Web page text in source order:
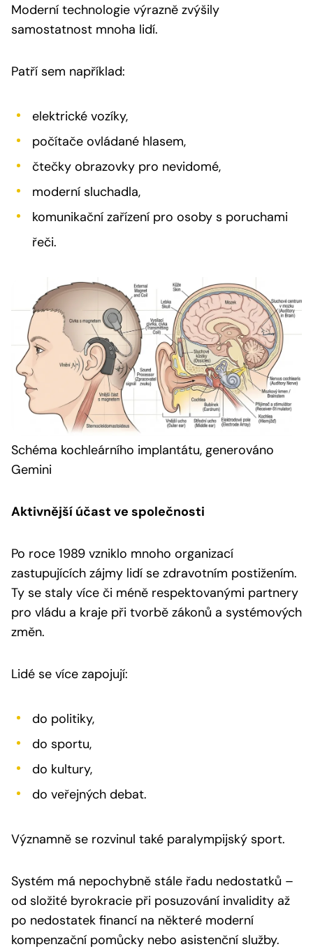
Moderní technologie výrazně zvýšily
samostatnost mnoha lidí.
Patří sem například:
elektrické vozíky,
počítače ovládané hlasem,
čtečky obrazovky pro nevidomé,
moderní sluchadla,
komunikační zařízení pro osoby s poruchami
řeči.
Schéma kochleárního implantátu, generováno
Gemini
Aktivnější účast ve společnosti
Po roce 1989 vzniklo mnoho organizací
zastupujících zájmy lidí se zdravotním postižením.
Ty se staly více či méně respektovanými partnery
pro vládu a kraje při tvorbě zákonů a systémových
změn.
Lidé se více zapojují:
do politiky,
do sportu,
do kultury,
do veřejných debat.
Významně se rozvinul také paralympijský sport.
Systém má nepochybně stále řadu nedostatků –
od složité byrokracie při posuzování invalidity až
po nedostatek financí na některé moderní
kompenzační pomůcky nebo asistenční služby.